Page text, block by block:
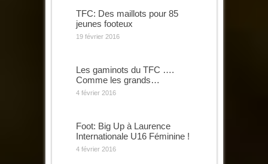
TFC: Des maillots pour 85
jeunes footeux
19 février 2016
Les gaminots du TFC ….
Comme les grands…
4 février 2016
Foot: Big Up à Laurence
Internationale U16 Féminine !
4 février 2016